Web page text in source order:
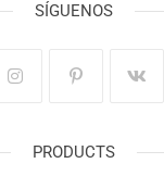
SÍGUENOS
PRODUCTS